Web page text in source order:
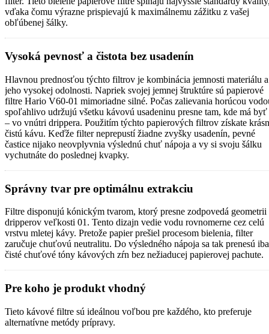
vďaka čomu výrazne prispievajú k maximálnemu zážitku z vašej
obľúbenej šálky.
Vysoká pevnosť a čistota bez usadenín
Hlavnou prednosťou týchto filtrov je kombinácia jemnosti materiálu a
jeho vysokej odolnosti. Napriek svojej jemnej štruktúre sú papierové
filtre Hario V60-01 mimoriadne silné. Počas zalievania horúcou
spoľahlivo udržujú všetku kávovú usadeninu presne tam, kde má byť
– vo vnútri drippera. Použitím týchto papierových filtrov získate
čistú kávu. Keďže filter neprepustí žiadne zvyšky usadenín, pevné
častice nijako neovplyvnia výslednú chuť nápoja a vy si svoju šálku
vychutnáte do poslednej kvapky.
Správny tvar pre optimálnu extrakciu
Filtre disponujú kónickým tvarom, ktorý presne zodpovedá geometrii
dripperov veľkosti 01. Tento dizajn vedie vodu rovnomerne cez celú
vrstvu mletej kávy. Pretože papier prešiel procesom bielenia, filter
zaručuje chuťovú neutralitu. Do výsledného nápoja sa tak prenesú iba
čisté chuťové tóny kávových zŕn bez nežiaducej papierovej pachute.
Pre koho je produkt vhodný
Tieto kávové filtre sú ideálnou voľbou pre každého, kto preferuje
alternatívne metódy prípravy.